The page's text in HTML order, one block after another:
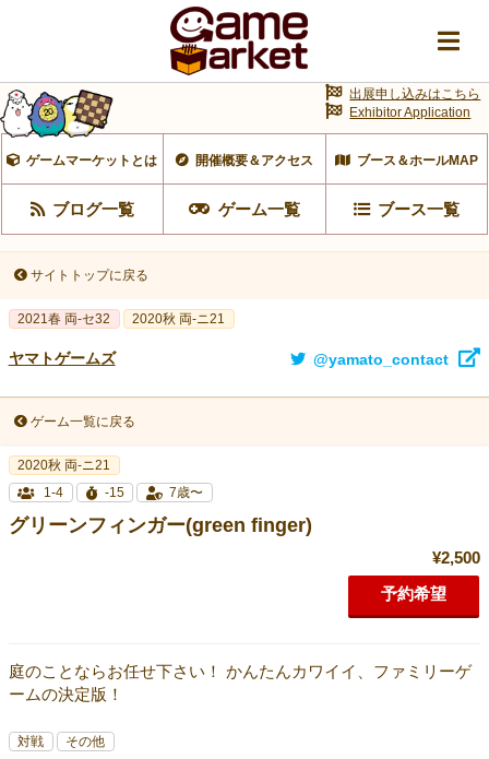
ゲームマーケットとは 開催概要＆アクセス ブース＆ホールMAP
ブログ一覧 ゲーム一覧 ブース一覧
出展申し込みはこちら
Exhibitor Application
サイトトップに戻る
2021春 両-セ32 2020秋 両-ニ21
ヤマトゲームズ @yamato_contact
ゲーム一覧に戻る
2020秋 両-ニ21
1-4
-15 7歳〜
グリーンフィンガー(green finger)
¥2,500
予約希望
庭のことならお任せ下さい！ かんたんカワイイ、ファミリーゲ
ームの決定版！
対戦 その他